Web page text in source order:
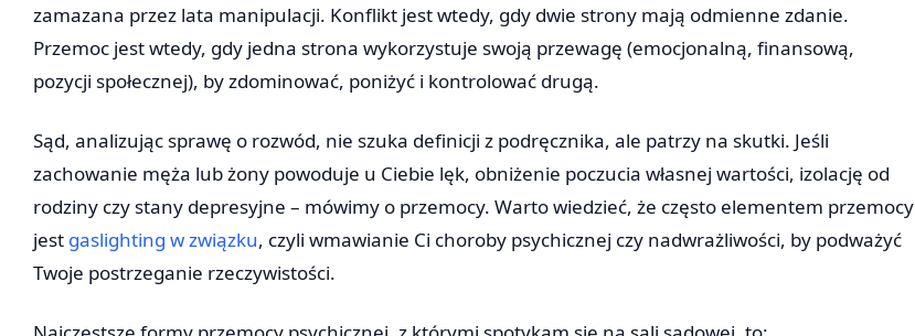
zamazana przez lata manipulacji. Konflikt jest wtedy, gdy dwie strony mają odmienne zdanie.
Przemoc jest wtedy, gdy jedna strona wykorzystuje swoją przewagę (emocjonalną, finansową,
pozycji społecznej), by zdominować, poniżyć i kontrolować drugą.
Sąd, analizując sprawę o rozwód, nie szuka definicji z podręcznika, ale patrzy na skutki. Jeśli
zachowanie męża lub żony powoduje u Ciebie lęk, obniżenie poczucia własnej wartości, izolację od
rodziny czy stany depresyjne – mówimy o przemocy. Warto wiedzieć, że często elementem przemocy
jest gaslighting w związku, czyli wmawianie Ci choroby psychicznej czy nadwrażliwości, by podważyć
Twoje postrzeganie rzeczywistości.